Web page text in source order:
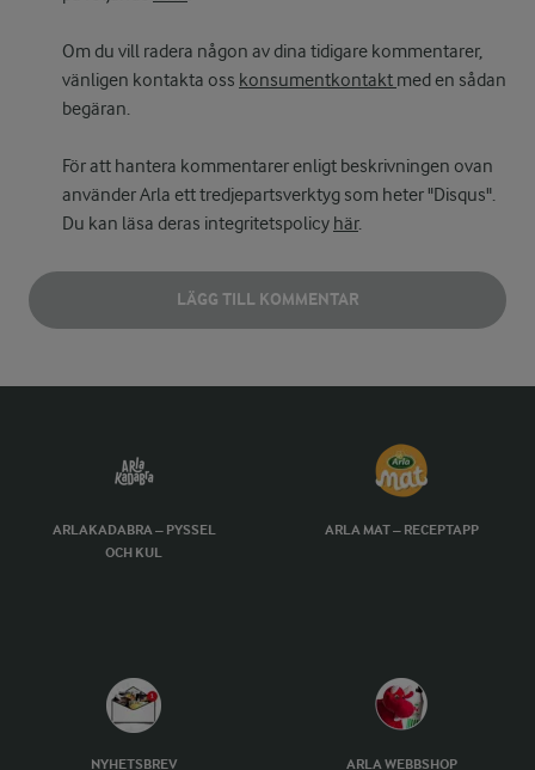
Om du vill radera någon av dina tidigare kommentarer,
vänligen kontakta oss konsumentkontakt med en sådan
begäran.
För att hantera kommentarer enligt beskrivningen ovan
använder Arla ett tredjepartsverktyg som heter "Disqus".
Du kan läsa deras integritetspolicy här.
LÄGG TILL KOMMENTAR
ARLAKADABRA – PYSSEL
OCH KUL
ARLA MAT – RECEPTAPP
NYHETSBREV ARLA WEBBSHOP